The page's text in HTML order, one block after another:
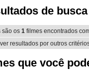
de busca
são os 1 filmes encontrados
resultados por outros
que você